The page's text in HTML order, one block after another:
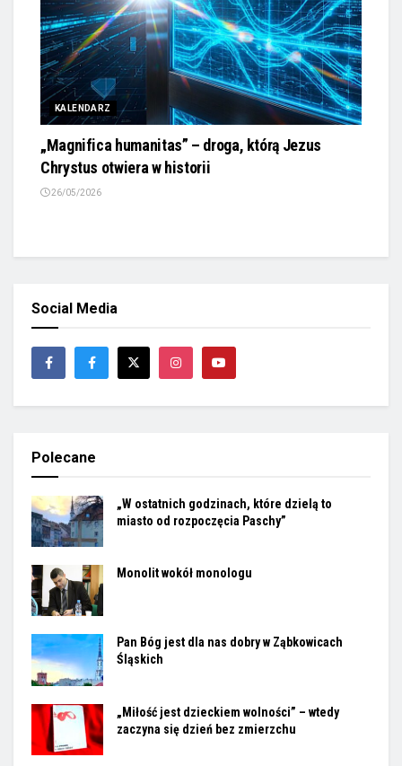
KALENDARZ
„Magnifica humanitas” – droga, którą Jezus
Chrystus otwiera w historii
26/05/2026
Social Media
Polecane
„W ostatnich godzinach, które dzielą to
miasto od rozpoczęcia Paschy”
Monolit wokół monologu
Pan Bóg jest dla nas dobry w Ząbkowicach
Śląskich
„Miłość jest dzieckiem wolności” – wtedy
zaczyna się dzień bez zmierzchu